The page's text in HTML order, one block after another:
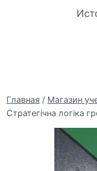
Главная / Магазин
Стратегічна логіка